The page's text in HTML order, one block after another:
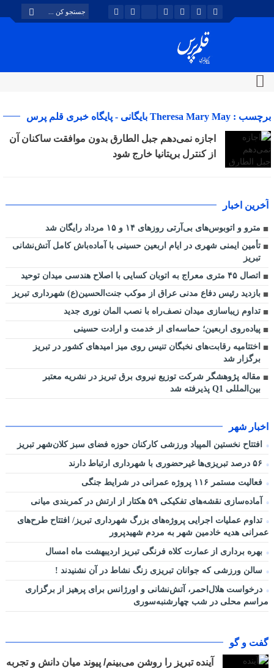
برچسب : Theresa Mary May بایگانی - پایگاه خبری قلم پرس
اجازه نمی‌دهم جبل الطارق بدون موافقت ساکنان آن
از کنترل بریتانیا خارج شود
آخرین اخبار
مترو و اتوبوس‌های بی‌آرتی روزهای ۱۴ و ۱۵ مرداد رایگان شد
تأمین ایمنی شهری در ایام اربعین حسینی با آماده‌باش کامل آتش‌نشانی
تبریز
اتصال ۴۵ متری معراج به اتوبان کسایی با اصلاح هندسی میدان توحید
بازدید رئیس دفاع مدنی عراق از موکب جنت‌الحسین(ع) شهرداری تبریز
تداوم زیباسازی میدان نصف‌راه با نصب المان نوری جدید
پیاده‌روی اربعین؛ حماسه‌ای از خدمت و ارادت حسینی
اختتامیه رقابت‌های نخبگان تنیس روی میز امیدهای کشور در تبریز
برگزار شد
مقاله پژوهشگر شرکت توزیع نیروی برق تبریز در نشریه معتبر
بین‌المللی Q1 پذیرفته شد
اخبار شهر
افتتاح نخستین المپیاد ورزشی کارکنان حوزه فضای سبز کلان‌شهر تبریز
فعالیت مستمر ۱۱۶ پروژه عمرانی در شرایط جنگی
آماده‌سازی نقشه‌های تفکیکی ۵۹ هکتار از ارتش در کمربندی میانی
تداوم عملیات اجرایی پروژه‌های بزرگ شهرداری تبریز/ افتتاح طرح‌های
عمرانی هدیه خادمین شهر به مردم شهیدپرور
بهره برداری از عمارت کلاه فرنگی تبریز اردیبهشت ماه امسال
سالن ورزشی که جوانان تبریزی زنگ نشاط در آن نشنیدند !
درخواست هلال‌احمر، آتش‌نشانی و اورژانس برای پرهیز از برگزاری
مراسم محلی در شب چهارشنبه‌سوری
گفت و گو
آینده تبریز را روشن می‌بینم/ پیوند میان دانش و تجربه